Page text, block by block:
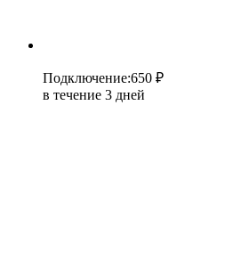
Подключение:650 ₽
в течение 3 дней